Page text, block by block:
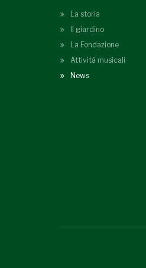
La storia
Il giardino
La Fondazione
Attività musicali
News